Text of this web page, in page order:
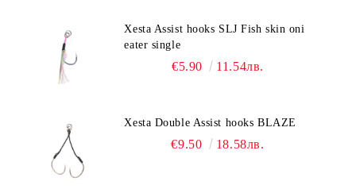
Xesta Assist hooks SLJ Fish skin oni
eater single
€5.90 11.54лв.
Xesta Double Assist hooks BLAZE
€9.50 18.58лв.